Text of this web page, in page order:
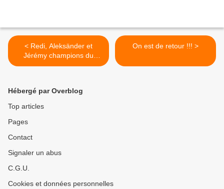
< Redi, Aleksänder et
Jérémy champions du
monde de bowling
On est de retour !!! >
Hébergé par Overblog
Top articles
Pages
Contact
Signaler un abus
C.G.U.
Cookies et données personnelles